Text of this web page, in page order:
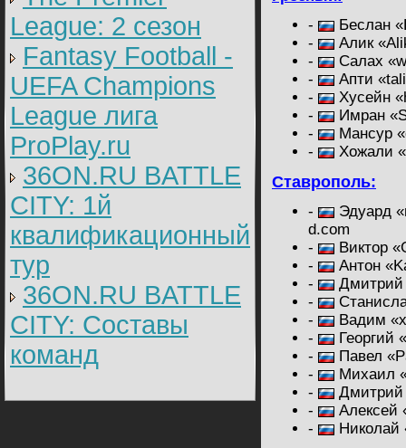
League: 2 cезон
Fantasy Football -
UEFA Champions
League лига
ProPlay.ru
36ON.RU BATTLE
CITY: 1й
квалификационный
тур
36ON.RU BATTLE
CITY: Составы
команд
-
Беслан
-
Алик
-
Салах
-
Апти
-
Хусейн
-
Имран
-
Мансур
-
Хожали
Ставрополь:
-
Эдуард
d.com
-
Виктор
-
Антон
-
Дмитрий
-
-
Вадим
-
Георгий
-
Павел
-
Михаил
-
Дмитрий
-
Алексей
-